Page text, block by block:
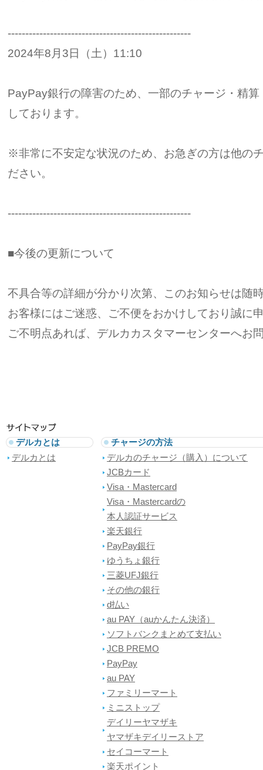
----------------------------------------------------
2024年8月3日（土）11:10
PayPay銀行の障害のため、一部のチャージ・精
しております。
※非常に不安定な状況のため、お急ぎの方は他の
ださい。
----------------------------------------------------
■今後の更新について
不具合等の詳細が分かり次第、このお知らせは随
お客様にはご迷惑、ご不便をおかけしており誠に
ご不明点あれば、デルカカスタマーセンターへお
デルカとは
デルカとは
チャージの方法
デルカのチャージ（購入）について
JCBカード
Visa・Mastercard
Visa・Mastercardの
本人認証サービス
楽天銀行
PayPay銀行
ゆうちょ銀行
三菱UFJ銀行
その他の銀行
d払い
au PAY（auかんたん決済）
ソフトバンクまとめて支払い
JCB PREMO
PayPay
au PAY
ファミリーマート
ミニストップ
デイリーヤマザキ
ヤマザキデイリーストア
セイコーマート
楽天ポイント